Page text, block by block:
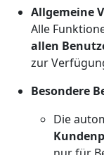
Allgemeine
Alle
allen
zur
Besondere
Die